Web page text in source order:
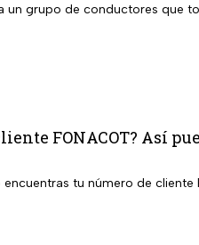
un grupo de conductores que
FONACOT? Así
encuentras tu número de